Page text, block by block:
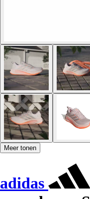
Meer tonen
adidas